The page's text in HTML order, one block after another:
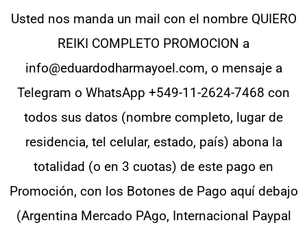
Usted nos manda un mail con el nombre QUIERO
REIKI COMPLETO PROMOCION a
info@eduardodharmayoel.com, o mensaje a
Telegram o WhatsApp +549-11-2624-7468 con
todos sus datos (nombre completo, lugar de
residencia, tel celular, estado, país) abona la
totalidad (o en 3 cuotas) de este pago en
Promoción, con los Botones de Pago aquí debajo
(Argentina Mercado PAgo, Internacional Paypal